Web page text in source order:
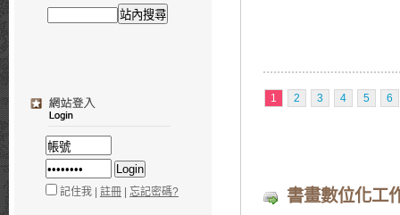
記住我 | 註冊 | 忘記密碼?
1 2 3 4 5 6
書畫數位化工